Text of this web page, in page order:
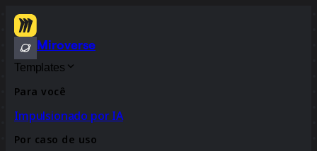
Miroverse
Templates
Para você
Impulsionado por IA
Por caso de uso